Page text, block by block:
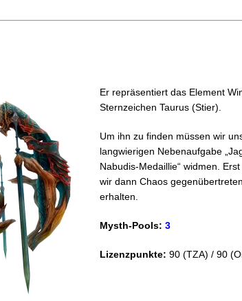
Er repräsentiert das Element
Sternzeichen Taurus (Stier).
Um ihn zu finden müssen wir
langwierigen Nebenaufgabe
Nabudis-Medaillie“ widmen.
wir dann Chaos
erhalten.
Mysth-Pools: 3
Lizenzpunkte: 90 (TZA) / 90